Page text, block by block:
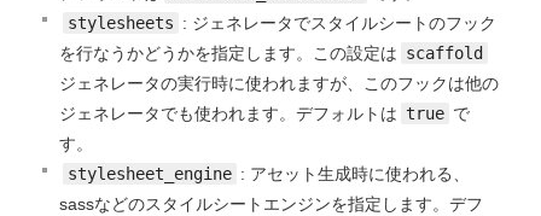
stylesheets : ジェネレータでスタイルシートのフック
を行なうかどうかを指定します。この設定は scaffold
ジェネレータの実行時に使われますが、このフックは他の
ジェネレータでも使われます。デフォルトは true で
す。
stylesheet_engine : アセット生成時に使われる、
sassなどのスタイルシートエンジンを指定します。デフ